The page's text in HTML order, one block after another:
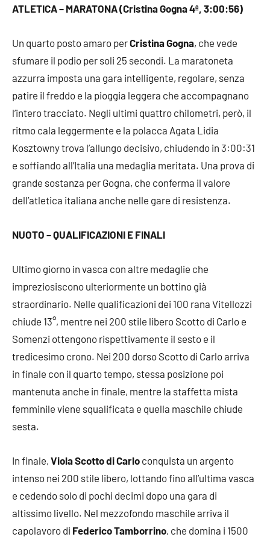
ATLETICA – MARATONA (Cristina Gogna 4ª, 3:00:56)
Un quarto posto amaro perCristina Gogna, che vede
sfumare il podio per soli 25 secondi. La maratoneta
azzurra imposta una gara intelligente, regolare, senza
patire il freddo e la pioggia leggera che accompagnano
l’intero tracciato. Negli ultimi quattro chilometri, però, il
ritmo cala leggermente e la polacca Agata Lidia
Kosztowny trova l’allungo decisivo, chiudendo in 3:00:31
e soffiando all’Italia una medaglia meritata. Una prova di
grande sostanza per Gogna, che conferma il valore
dell’atletica italiana anche nelle gare di resistenza.
NUOTO – QUALIFICAZIONI E FINALI
Ultimo giorno in vasca con altre medaglie che
impreziosiscono ulteriormente un bottino già
straordinario. Nelle qualificazioni dei 100 rana Vitellozzi
chiude 13°, mentre nei 200 stile libero Scotto di Carlo e
Somenzi ottengono rispettivamente il sesto e il
tredicesimo crono. Nei 200 dorso Scotto di Carlo arriva
in finale con il quarto tempo, stessa posizione poi
mantenuta anche in finale, mentre la staffetta mista
femminile viene squalificata e quella maschile chiude
sesta.
In finale, Viola Scotto di Carlo conquista un argento
intenso nei 200 stile libero, lottando fino all’ultima vasca
e cedendo solo di pochi decimi dopo una gara di
altissimo livello. Nel mezzofondo maschile arriva il
capolavoro di Federico Tamborrino, che domina i 1500